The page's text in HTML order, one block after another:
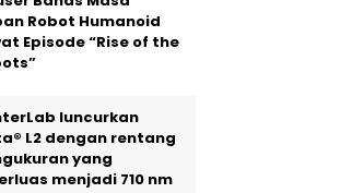
Robot Humanoid
Episode “Rise of the
luncurkan
L2 dengan rentang
yang
menjadi 710 nm